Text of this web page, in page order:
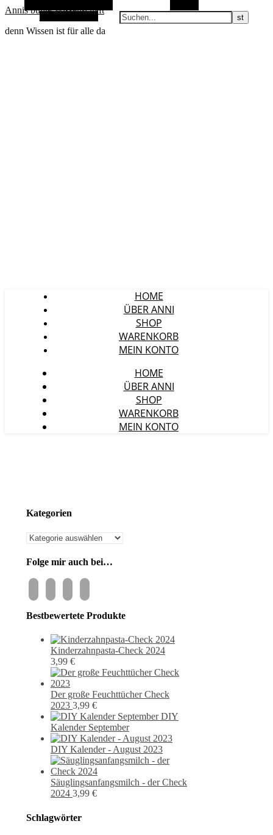
Annis bunte Wissenschaft
denn Wissen ist für alle da
Zufallsauswahl
HOME
ÜBER ANNI
SHOP
WARENKORB
MEIN KONTO
HOME
ÜBER ANNI
SHOP
WARENKORB
MEIN KONTO
Kategorien
Kategorien
Folge mir auch bei…
Bestbewertete Produkte
Kinderzahnpasta-Check 2024
3,99 €
Der große Feuchttücher Check
2023 3,99 €
DIY
Kalender September
DIY Kalender - August 2023
Säuglingsanfangsmilch - der Check
2024 3,99 €
Schlagwörter